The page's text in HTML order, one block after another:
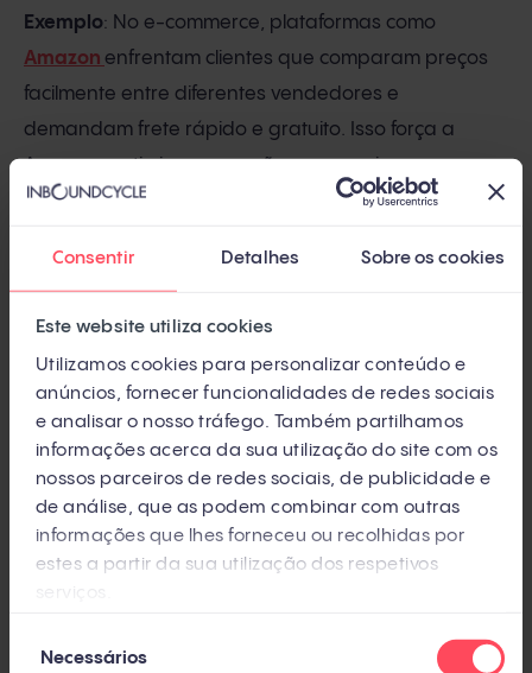
Consentir Detalhes Sobre os cookies
Este website utiliza cookies
Utilizamos cookies para personalizar conteúdo e
anúncios, fornecer funcionalidades de redes sociais
e analisar o nosso tráfego. Também partilhamos
informações acerca da sua utilização do site com os
nossos parceiros de redes sociais, de publicidade e
de análise, que as podem combinar com outras
informações que lhes forneceu ou recolhidas por
estes a partir da sua utilização dos respetivos
deNecessários
Exemplo: No e-commerce, plataformas como
Amazon enfrentam clientes que comparam preços
facilmente entre diferentes vendedores e
demandam frete rápido e gratuito. Isso força a
Amazon a otimizar operações e negociar
agressivamente com fornecedores para oferecer
4. Ameaça de produtos ou serviços
Produtos ou serviços substitutos são alternativas